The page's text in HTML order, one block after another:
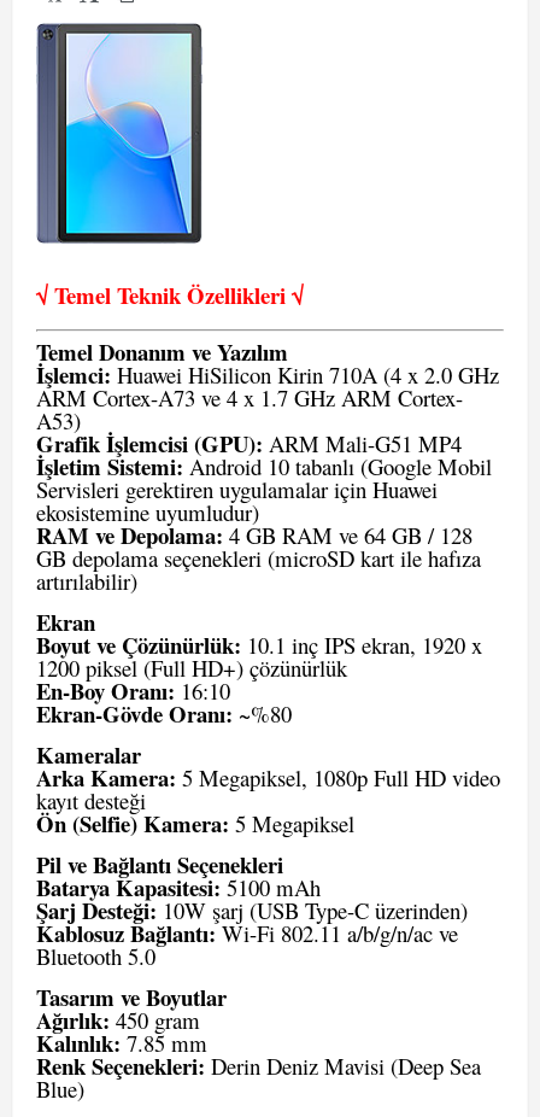
√ Temel Teknik Özellikleri √
Temel Donanım ve Yazılım
İşlemci: Huawei HiSilicon Kirin 710A (4 x 2.0 GHz
ARM Cortex-A73 ve 4 x 1.7 GHz ARM Cortex-
A53)
Grafik İşlemcisi (GPU): ARM Mali-G51 MP4
İşletim Sistemi: Android 10 tabanlı (Google Mobil
Servisleri gerektiren uygulamalar için Huawei
ekosistemine uyumludur)
RAM ve Depolama: 4 GB RAM ve 64 GB / 128
GB depolama seçenekleri (microSD kart ile hafıza
artırılabilir)
Ekran
Boyut ve Çözünürlük: 10.1 inç IPS ekran, 1920 x
1200 piksel (Full HD+) çözünürlük
En-Boy Oranı: 16:10
Ekran-Gövde Oranı: ~%80
Kameralar
Arka Kamera: 5 Megapiksel, 1080p Full HD video
kayıt desteği
Ön (Selfie) Kamera: 5 Megapiksel
Pil ve Bağlantı Seçenekleri
Batarya Kapasitesi: 5100 mAh
Şarj Desteği: 10W şarj (USB Type-C üzerinden)
Kablosuz Bağlantı:Wi-Fi 802.11 a/b/g/n/ac ve
Bluetooth 5.0
Tasarım ve Boyutlar
Ağırlık: 450 gram
Kalınlık: 7.85 mm
Renk Seçenekleri: Derin Deniz Mavisi (Deep Sea
Blue)